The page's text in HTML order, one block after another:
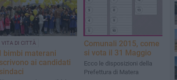
VITA DI CITTÀ
I bimbi materani
scrivono ai candidati
sindaci
Comunali 2015, come
si vota il 31 Maggio
Ecco le disposizioni della
Prefettura di Matera